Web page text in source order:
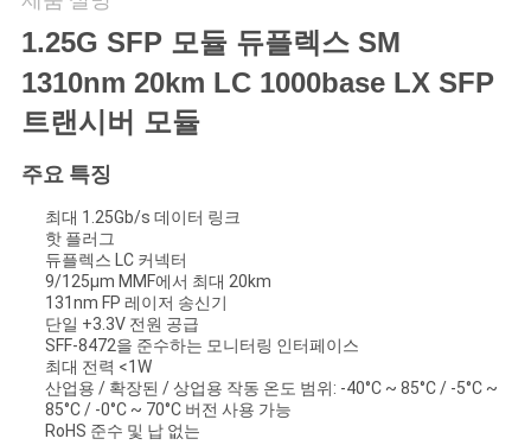
뉴
스
인
1.25G SFP 모듈 듀플렉스 SM
1310nm 20km LC 1000base LX SFP
트랜시버 모듈
주요 특징
최대 1.25Gb/s 데이터 링크
핫 플러그
듀플렉스 LC 커넥터
9/125μm MMF에서 최대 20km
131nm FP 레이저 송신기
단일 +3.3V 전원 공급
SFF-8472을 준수하는 모니터링 인터페이스
최대 전력 <1W
산업용 / 확장된 / 상업용 작동 온도 범위: -40°C ~ 85°C / -5°C ~
85°C / -0°C ~ 70°C 버전 사용 가능
RoHS 준수 및 납 없는